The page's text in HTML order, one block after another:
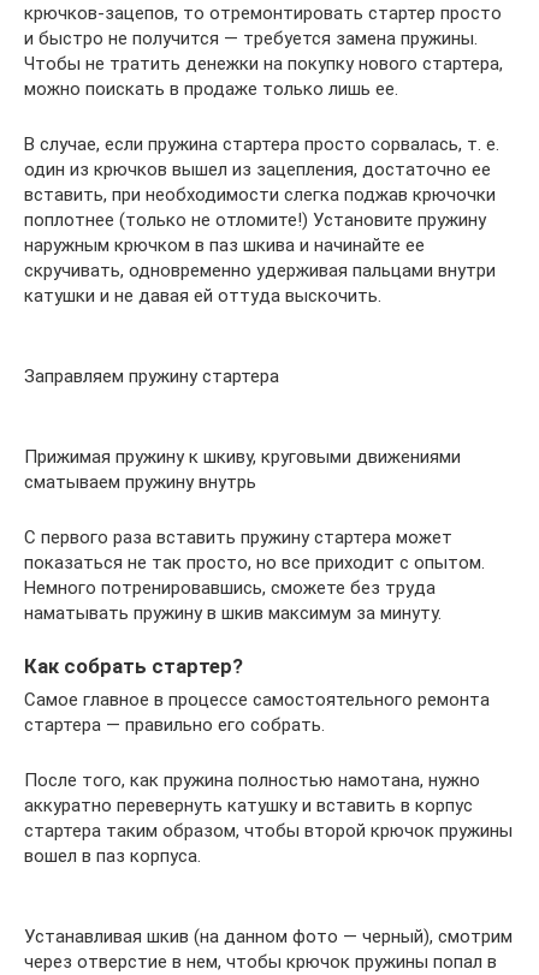
крючков-зацепов, то отремонтировать стартер просто
и быстро не получится — требуется замена пружины.
Чтобы не тратить денежки на покупку нового стартера,
можно поискать в продаже только лишь ее.
В случае, если пружина стартера просто сорвалась, т. е.
один из крючков вышел из зацепления, достаточно ее
вставить, при необходимости слегка поджав крючочки
поплотнее (только не отломите!) Установите пружину
наружным крючком в паз шкива и начинайте ее
скручивать, одновременно удерживая пальцами внутри
катушки и не давая ей оттуда выскочить.
Заправляем пружину стартера
Прижимая пружину к шкиву, круговыми движениями
сматываем пружину внутрь
С первого раза вставить пружину стартера может
показаться не так просто, но все приходит с опытом.
Немного потренировавшись, сможете без труда
наматывать пружину в шкив максимум за минуту.
Как собрать стартер?
Самое главное в процессе самостоятельного ремонта
стартера — правильно его собрать.
После того, как пружина полностью намотана, нужно
аккуратно перевернуть катушку и вставить в корпус
стартера таким образом, чтобы второй крючок пружины
вошел в паз корпуса.
Устанавливая шкив (на данном фото — черный), смотрим
через отверстие в нем, чтобы крючок пружины попал в